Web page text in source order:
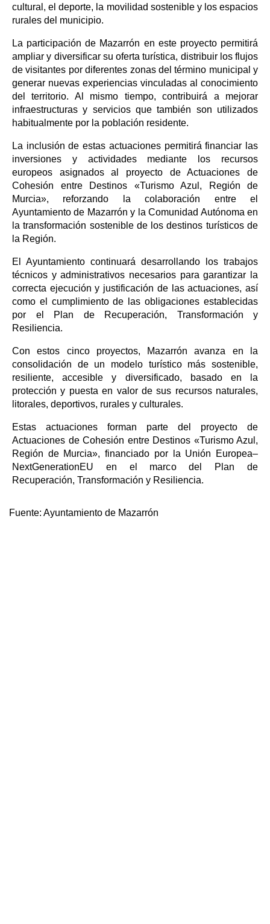
cultural, el deporte, la movilidad sostenible y los espacios
rurales del municipio.
La participación de Mazarrón en este proyecto permitirá
ampliar y diversificar su oferta turística, distribuir los flujos
de visitantes por diferentes zonas del término municipal y
generar nuevas experiencias vinculadas al conocimiento
del territorio. Al mismo tiempo, contribuirá a mejorar
infraestructuras y servicios que también son utilizados
habitualmente por la población residente.
La inclusión de estas actuaciones permitirá financiar las
inversiones y actividades mediante los recursos
europeos asignados al proyecto de Actuaciones de
Cohesión entre Destinos «Turismo Azul, Región de
Murcia», reforzando la colaboración entre el
Ayuntamiento de Mazarrón y la Comunidad Autónoma en
la transformación sostenible de los destinos turísticos de
la Región.
El Ayuntamiento continuará desarrollando los trabajos
técnicos y administrativos necesarios para garantizar la
correcta ejecución y justificación de las actuaciones, así
como el cumplimiento de las obligaciones establecidas
por el Plan de Recuperación, Transformación y
Resiliencia.
Con estos cinco proyectos, Mazarrón avanza en la
consolidación de un modelo turístico más sostenible,
resiliente, accesible y diversificado, basado en la
protección y puesta en valor de sus recursos naturales,
litorales, deportivos, rurales y culturales.
Estas actuaciones forman parte del proyecto de
Actuaciones de Cohesión entre Destinos «Turismo Azul,
Región de Murcia», financiado por la Unión Europea–
NextGenerationEU en el marco del Plan de
Recuperación, Transformación y Resiliencia.
Fuente: Ayuntamiento de Mazarrón